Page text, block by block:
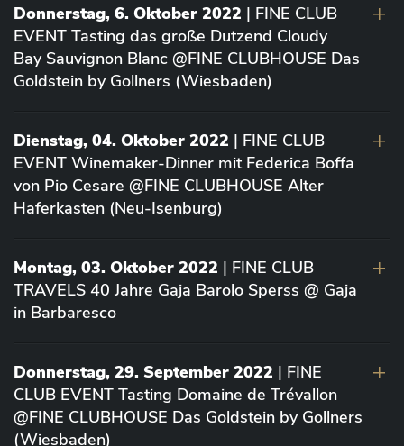
Donnerstag, 6. Oktober 2022 | FINE CLUB
EVENT Tasting das große Dutzend Cloudy
Bay Sauvignon Blanc @FINE CLUBHOUSE Das
Goldstein by Gollners (Wiesbaden)
Dienstag, 04. Oktober 2022 | FINE CLUB
EVENT Winemaker-Dinner mit Federica Boffa
von Pio Cesare @FINE CLUBHOUSE Alter
Haferkasten (Neu-Isenburg)
Montag, 03. Oktober 2022 | FINE CLUB
TRAVELS 40 Jahre Gaja Barolo Sperss @ Gaja
in Barbaresco
Donnerstag, 29. September 2022 | FINE
CLUB EVENT Tasting Domaine de Trévallon
@FINE CLUBHOUSE Das Goldstein by Gollners
(Wiesbaden)